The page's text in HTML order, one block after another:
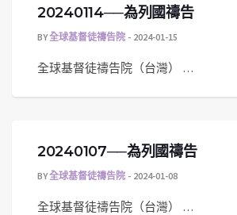
20240114──為列國禱告
BY全球基督徒禱告院 2024-01-15
全球基督徒禱告院（台灣） …
20240107──為列國禱告
BY全球基督徒禱告院 2024-01-08
全球基督徒禱告院（台灣） …